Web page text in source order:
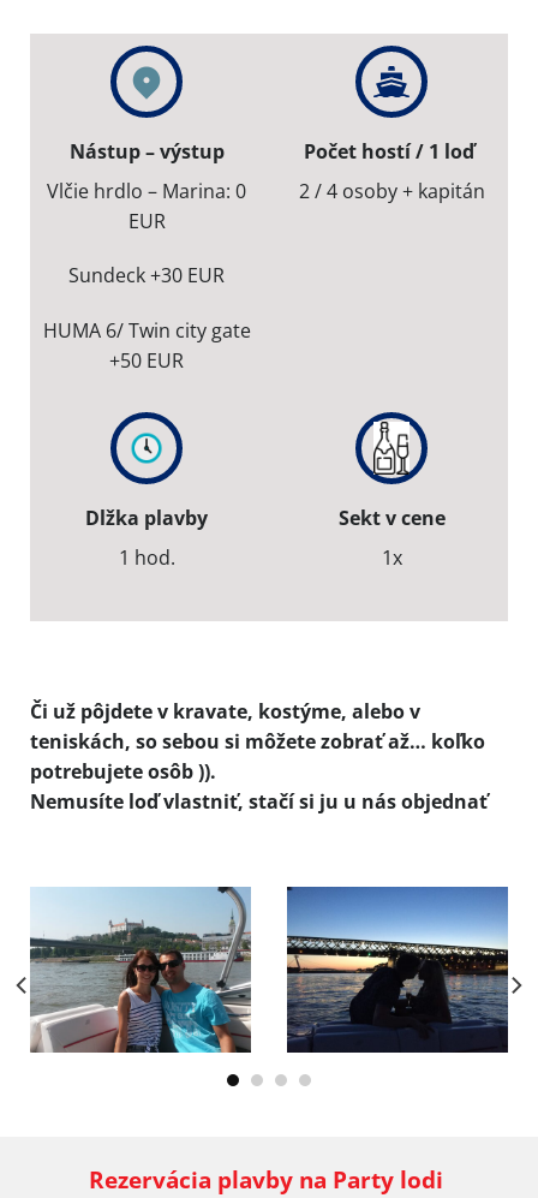
Nástup – výstup
Vlčie hrdlo – Marina: 0
EUR
Sundeck +30 EUR
HUMA 6/ Twin city gate
+50 EUR
Počet hostí / 1 loď
2 / 4 osoby + kapitán
Dlžka plavby
1 hod.
Sekt v cene
1x
Či už pôjdete v kravate, kostýme, alebo v
teniskách, so sebou si môžete zobrať až… koľko
potrebujete osôb )).
Nemusíte loď vlastniť, stačí si ju u nás objednať
Rezervácia plavby na Party lodi